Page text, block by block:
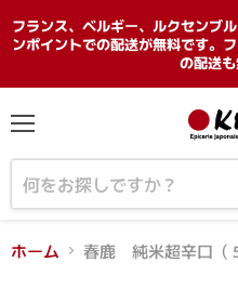
フランス、ベルギー、ルクセンブ
ンポイントでの配送が無料です。
の配送も
ニ
ュ
ー
ホーム 春鹿 純米超辛口（